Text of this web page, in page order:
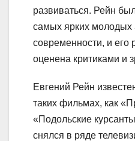
развиваться. Рейн
самых ярких молодых
современности, и его
оценена критиками и
Евгений Рейн
таких фильмах, как
«Подольские
снялся в ряде